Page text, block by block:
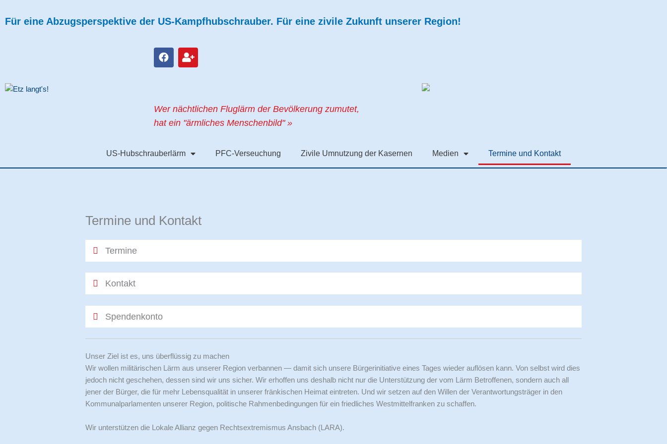
Inhalt
Für eine Abzugsperspektive der US-Kampfhubschrauber. Für eine zivile Zukunft unserer Region!
F
a
o
k
U
s
l
u
Wer nächtlichen Fluglärm der Bevölkerung zumutet,
hat ein "ärmliches Menschenbild" »
US-Hubschrauberlärm PFC-Verseuchung Zivile Umnutzung der Kasernen Medien Termine und Kontakt
Termine und Kontakt
Termine
Kontakt
Spendenkonto
Unser Ziel ist es, uns überflüssig zu machen
Wir wollen militärischen Lärm aus unserer Region verbannen — damit sich unsere Bürgerinitiative eines Tages wieder auflösen kann. Von selbst wird dies
jedoch nicht geschehen, dessen sind wir uns sicher. Wir erhoffen uns deshalb nicht nur die Unterstützung der vom Lärm Betroffenen, sondern auch all
jener der Bürger, die für mehr Lebensqualität in unserer fränkischen Heimat eintreten. Und wir setzen auf den Willen der Verantwortungsträger in den
Kommunalparlamenten unserer Region, politische Rahmenbedingungen für ein friedliches Westmittelfranken zu schaffen.
Wir unterstützen die Lokale Allianz gegen Rechtsextremismus Ansbach (LARA).